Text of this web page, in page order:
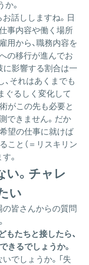
。
話ししますね。日
事内容や働く場所
用から、職務内容を
の移行が進んでお
に影響する割合は一
、それはあくまでも
ぐるしく変化して
がこの先も必要と
できません。だか
望の仕事に就けば
こと（＝リスキリン
。
い。チャレ
い
皆さんからの質問
たちと接したら、
きるでしょうか。
でしょうか。「失